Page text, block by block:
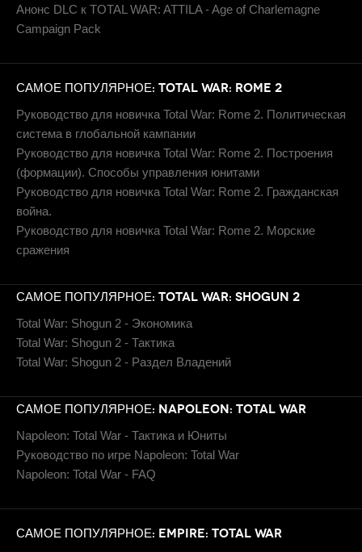
Анонс DLC к TOTAL WAR: ATTILA - Age of Charlemagne
Campaign Pack
САМОЕ ПОПУЛЯРНОЕ: TOTAL WAR: ROME 2
Руководство для новичка Total War: Rome 2. Политическая
система в глобальной кампании
Руководство для новичка Total War: Rome 2. Построения
(формации). Способы управления юнитами
Руководство для новичка Total War: Rome 2. Гражданская
война.
Руководство для новичка Total War: Rome 2. Морские
сражения
САМОЕ ПОПУЛЯРНОЕ: TOTAL WAR: SHOGUN 2
Total War: Shogun 2 - Экономика
Total War: Shogun 2 - Тактика
Total War: Shogun 2 - Раздел Владений
САМОЕ ПОПУЛЯРНОЕ: NAPOLEON: TOTAL WAR
Napoleon: Total War - Тактика и Юниты
Руководство по игре Napoleon: Total War
Napoleon: Total War - FAQ
САМОЕ ПОПУЛЯРНОЕ: EMPIRE: TOTAL WAR